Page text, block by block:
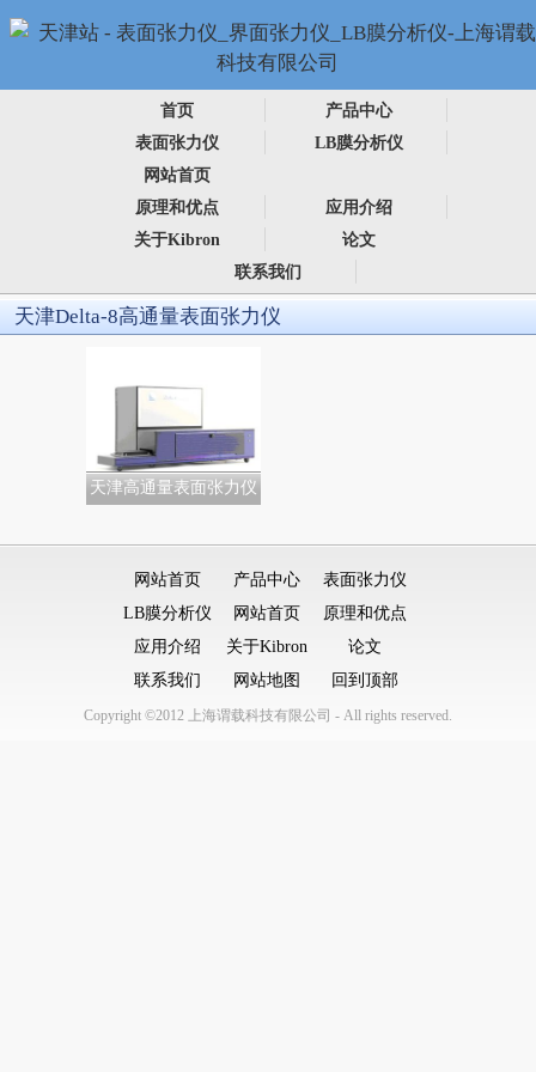
首页
产品中心
表面张力仪
LB膜分析仪
网站首页
原理和优点
应用介绍
关于Kibron
论文
联系我们
天津Delta-8高通量表面张力仪
天津高通量表面张力仪
网站首页 产品中心
表面张力仪
LB膜分析仪
网站首页
原理和优点
应用介绍
关于Kibron
论文
联系我们
网站地图 回到顶部
Copyright ©2012 上海谓载科技有限公司 - All rights reserved.